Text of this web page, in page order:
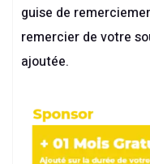
guise de
remercier de votre
ajoutée.